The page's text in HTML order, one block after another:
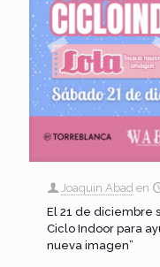
Joaquin Abad en
El 21 de diciembre
Ciclo Indoor para
nueva imagen”